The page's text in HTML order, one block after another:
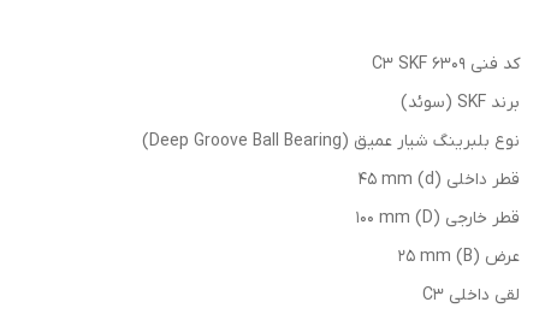
کد فنی 6309 C3 SKF
برند SKF (سوئد)
نوع بلبرینگ شیار عمیق (Deep Groove Ball Bearing)
قطر داخلی (d) 45 mm
قطر خارجی (D) 100 mm
عرض (B) 25 mm
لقی داخلی C3